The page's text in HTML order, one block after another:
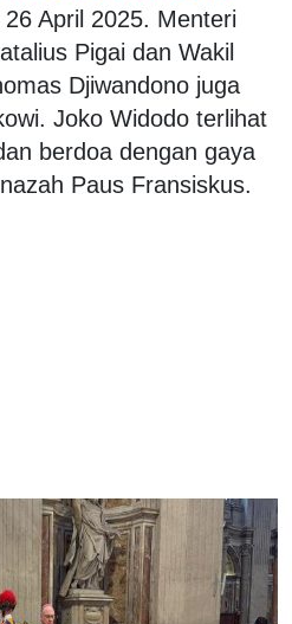
April 2025. Menteri
Pigai dan Wakil
Djiwandono juga
Joko Widodo terlihat
berdoa dengan gaya
Paus Fransiskus.